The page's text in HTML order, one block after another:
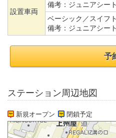
設置車両
備考： ジュニアシー
ベーシック／スイフ
備考： ジュニアシー
予
ステーション周辺地図
新規オープン 閉鎖予定